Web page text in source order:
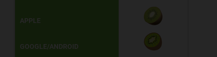
APPLE
GOOGLE/ANDROID